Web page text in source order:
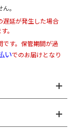
。
遅延が発生した場合
。
す。保管期間が過
いでのお届けとなり